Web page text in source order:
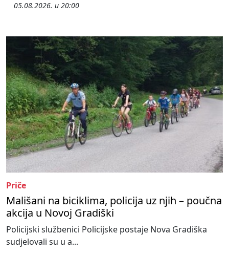
05.08.2026. u 20:00
Priče
Mališani na biciklima, policija uz njih – poučna
akcija u Novoj Gradiški
Policijski službenici Policijske postaje Nova Gradiška
sudjelovali su u a...